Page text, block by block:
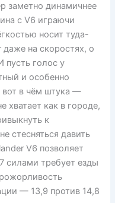
заметно динамичнее
с V6 играючи
носит туда-
на скоростях, о
пусть голос у
и особенно
в чём штука —
хватает как в городе,
к
стесняться давить
V6 позволяет
силами требует езды
— 13,9 против 14,8